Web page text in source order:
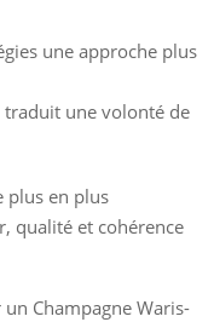
une approche plus
traduit une volonté de
plus en plus
qualité et cohérence
Champagne Waris-